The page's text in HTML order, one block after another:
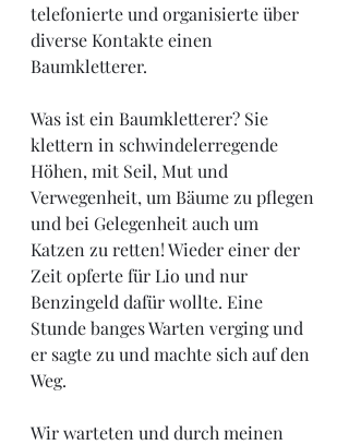
telefonierte und organisierte über
diverse Kontakte einen
Baumkletterer.
Was ist ein Baumkletterer? Sie
klettern in schwindelerregende
Höhen, mit Seil, Mut und
Verwegenheit, um Bäume zu pflegen
und bei Gelegenheit auch um
Katzen zu retten! Wieder einer der
Zeit opferte für Lio und nur
Benzingeld dafür wollte. Eine
Stunde banges Warten verging und
er sagte zu und machte sich auf den
Weg.
Wir warteten und durch meinen